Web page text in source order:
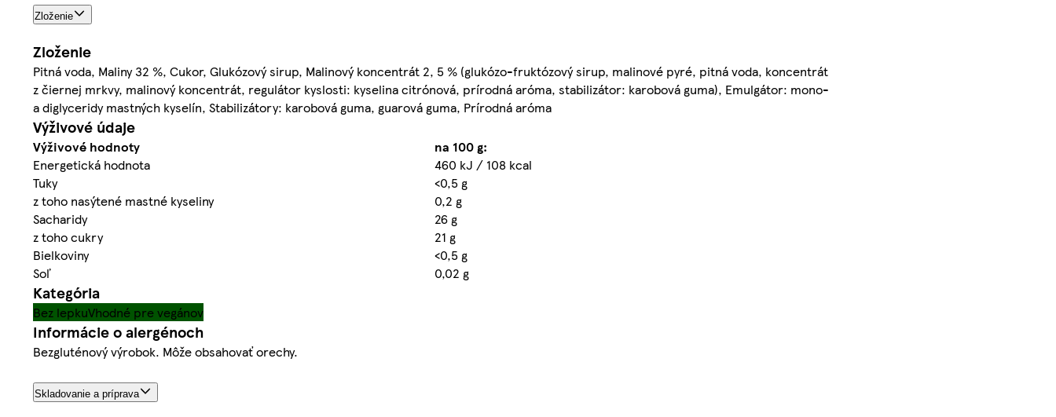
Zloženie
Zloženie
Pitná voda, Maliny 32 %, Cukor, Glukózový sirup, Malinový koncentrát 2, 5 % (glukózo-fruktózový sirup, malinové pyré, pitná voda, koncentrát
z čiernej mrkvy, malinový koncentrát, regulátor kyslosti: kyselina citrónová, prírodná aróma, stabilizátor: karobová guma), Emulgátor: mono-
a diglyceridy mastných kyselín, Stabilizátory: karobová guma, guarová guma, Prírodná aróma
Výživové údaje
Výživové hodnoty
na 100 g:
Energetická hodnota
460 kJ / 108 kcal
Tuky
<0,5 g
z toho nasýtené mastné kyseliny
0,2 g
Sacharidy
26 g
z toho cukry
21 g
Bielkoviny
<0,5 g
Soľ
0,02 g
Kategória
Bez lepkuVhodné pre vegánov
Informácie o alergénoch
Bezgluténový výrobok. Môže obsahovať orechy.
Skladovanie a príprava